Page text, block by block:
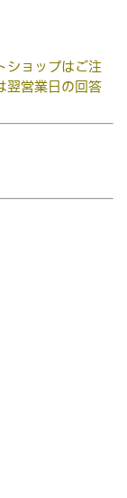
ショップはご注
翌営業日の回答